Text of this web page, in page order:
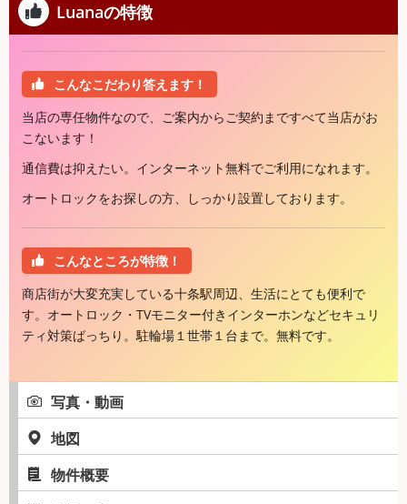
写真・動画
地図
物件概要
Luanaの特徴
こんなこだわり答えます！
当店の専任物件なので、ご案内からご契約まですべて当店がお
こないます！
通信費は抑えたい。インターネット無料でご利用になれます。
オートロックをお探しの方、しっかり設置しております。
こんなところが特徴！
商店街が大変充実している十条駅周辺、生活にとても便利で
す。オートロック・TVモニター付きインターホンなどセキュリ
ティ対策ばっちり。駐輪場１世帯１台まで。無料です。